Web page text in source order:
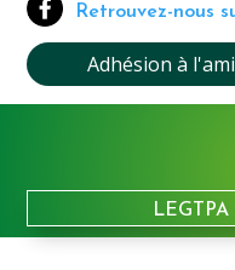
Retrouvez-nous
Adhésion à
LEGTPA|